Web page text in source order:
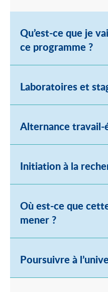
Qu’est-ce que je
ce programme ?
Laboratoires et
Alternance travail-
Initiation à la
Où est-ce que
mener ?
Poursuivre à